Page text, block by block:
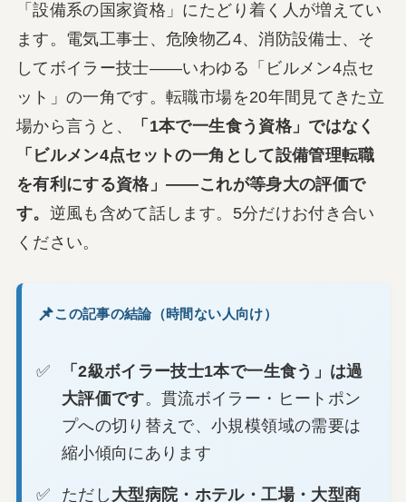
「設備系の国家資格」にたどり着く人が増えてい
ます。電気工事士、危険物乙4、消防設備士、そ
してボイラー技士——いわゆる「ビルメン4点セ
ット」の一角です。転職市場を20年間見てきた立
場から言うと、
「1本で一生食う資格」ではなく
「ビルメン4点セットの一角として設備管理転職
を有利にする資格」——これが等身大の評価で
す。 逆風も含めて話します。5分だけお付き合い
ください。
この記事の結論（時間ない人向け）
「2級ボイラー技士1本で一生食う」は過
大評価です。貫流ボイラー・ヒートポン
プへの切り替えで、小規模領域の需要は
縮小傾向にあります
ただし 大型病院・ホテル・工場・大型商